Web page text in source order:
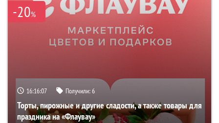
-20%
16:16:06 Получили:6
Торты, пирожные и другие сладости, а также товары для
праздника на «Флаувау»